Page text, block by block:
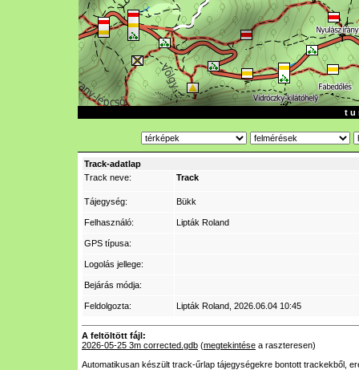
t u
Track-adatlap
Track neve:
Track
Tájegység: Bükk
Felhasználó: Lipták Roland
GPS típusa:
Logolás jellege:
Bejárás módja:
Feldolgozta: Lipták Roland , 2026.06.04 10:45
A feltöltött fájl:
2026-05-25 3m corrected.gdb (megtekintése a raszteresen)
Automatikusan készült track-űrlap tájegységekre bontott trackekből,